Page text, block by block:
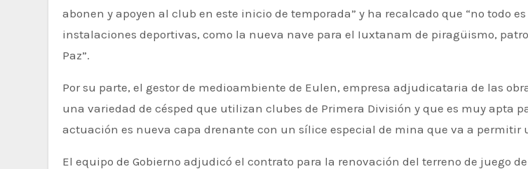
abonen y apoyen al club en este inicio de temporada” y ha recalcado que “no todo
instalaciones deportivas, como la nueva nave para el Iuxtanam de piragüismo,
Paz”.
Por su parte, el gestor de medioambiente de Eulen, empresa adjudicataria de las
una variedad de césped que utilizan clubes de Primera División y que es muy apta
actuación es nueva capa drenante con un sílice especial de mina que va a permitir
El equipo de Gobierno adjudicó el contrato para la renovación del terreno de juego